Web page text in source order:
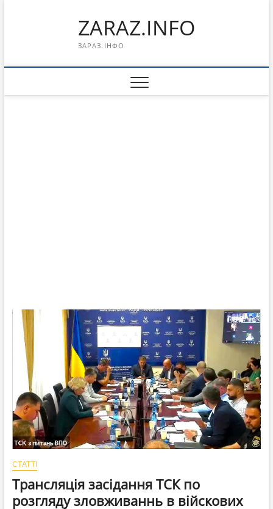
ZARAZ.INFO
ЗАРАЗ.ІНФО
СТАТТІ
Трансляція засідання ТСК по
розгляду зловживаннь в війскових